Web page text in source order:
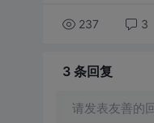
237 3
3 条回复
请发表友善的